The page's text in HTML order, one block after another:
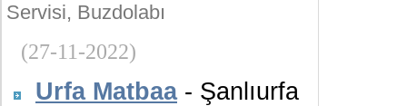
Servisi, Buzdolabı
(27-11-2022)
Urfa Matbaa- Şanlıurfa